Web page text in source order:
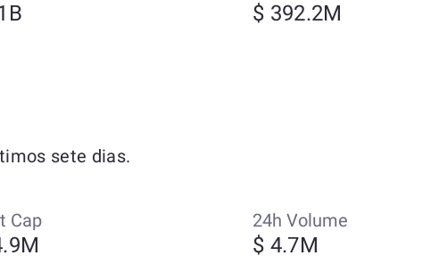
$ 392.2M
sete dias.
Cap 24h Volume
$ 4.7M